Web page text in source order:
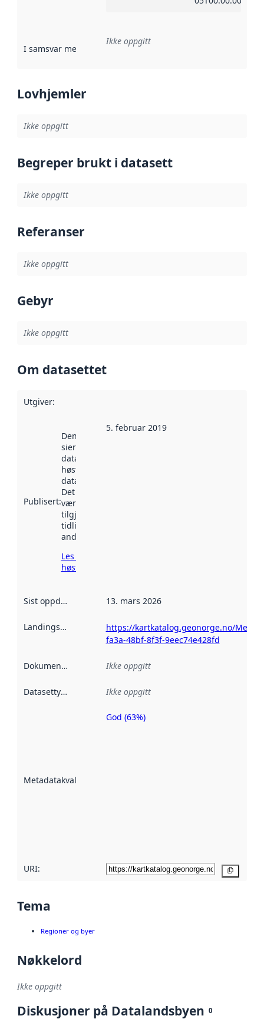
I samsvar med Referanse til en implementasjonsregel
Ikke oppgitt
Lovhjemler
Ikke oppgitt
Begreper brukt i datasett
Ikke oppgitt
Referanser
Ikke oppgitt
Gebyr
Ikke oppgitt
Om datasettet
Utgiver:
Publisert:
Denne datoen
sier når
datasettet ble
høstet av
data.norge.no.
Det kan ha
vært
tilgjengelig
tidligere
andre steder.
Les mer om
høsting her
5. februar 2019
Sist oppdatert 13. mars 2026
Landingsside
https://kartkatalog.geonorge.no/
fa3a-48bf-8f3f-9eec74e428fd
Dokumentasjon Ikke oppgitt
Datasettype Ikke oppgitt
Metadatakvalitet
Metadatakvalitet
God (63%)
URI:
Tema
Regioner og byer
Nøkkelord
Ikke oppgitt
Diskusjoner på Datalandsbyen 0